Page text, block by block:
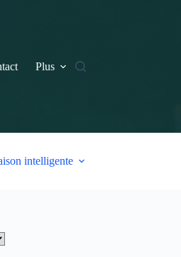
Plus
intelligente